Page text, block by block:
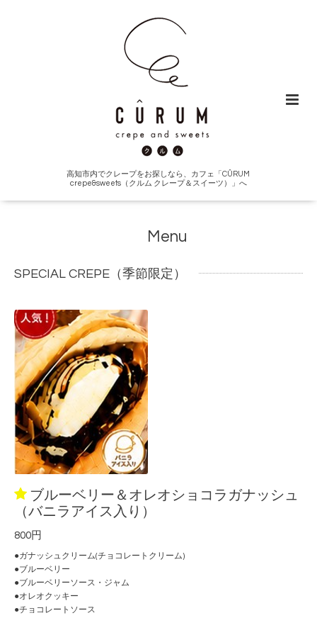
高知市内でクレープをお探しなら、カフェ「CÛRUM
crepe&sweets（クルム クレープ＆スイーツ）」へ
Menu
SPECIAL CREPE（季節限定）
ブルーベリー＆オレオショコラガナッシュ
（バニラアイス入り）
800円
●ガナッシュクリーム(チョコレートクリーム)
●ブルーベリー
●ブルーベリーソース・ジャム
●オレオクッキー
●チョコレートソース